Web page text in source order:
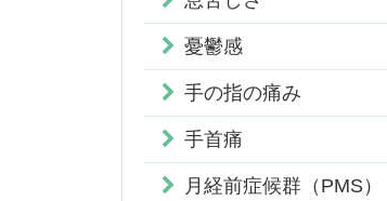
憂鬱感
手の指の痛み
手首痛
月経前症候群（PMS）